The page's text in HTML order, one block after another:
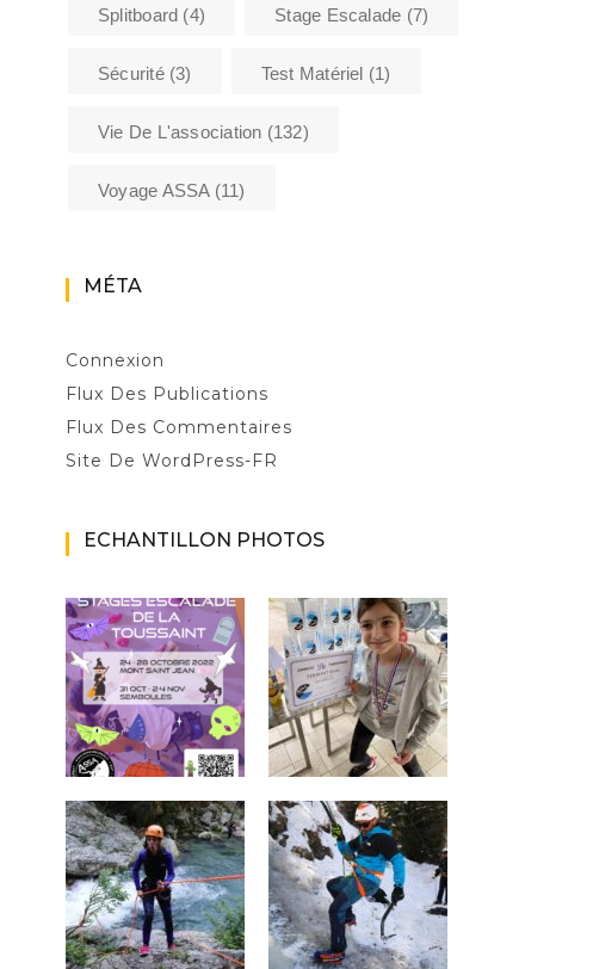
Splitboard (4) Stage Escalade (7)
Sécurité(3) Test Matériel (1)
Vie De L'association (132)
Voyage ASSA(11)
MÉTA
Connexion
Flux Des Publications
Flux Des Commentaires
Site De WordPress-FR
ECHANTILLON PHOTOS